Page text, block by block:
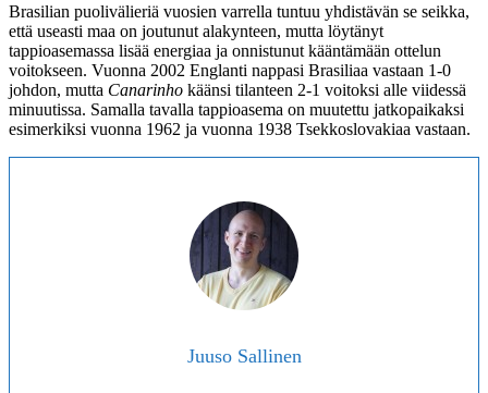
Brasilian puolivälieriä vuosien varrella tuntuu yhdistävän se seikka,
että useasti maa on joutunut alakynteen, mutta löytänyt
tappioasemassa lisää energiaa ja onnistunut kääntämään ottelun
voitokseen. Vuonna 2002 Englanti nappasi Brasiliaa vastaan 1-0
johdon, mutta Canarinho käänsi tilanteen 2-1 voitoksi alle viidessä
minuutissa. Samalla tavalla tappioasema on muutettu jatkopaikaksi
esimerkiksi vuonna 1962 ja vuonna 1938 Tsekkoslovakiaa vastaan.
Juuso Sallinen